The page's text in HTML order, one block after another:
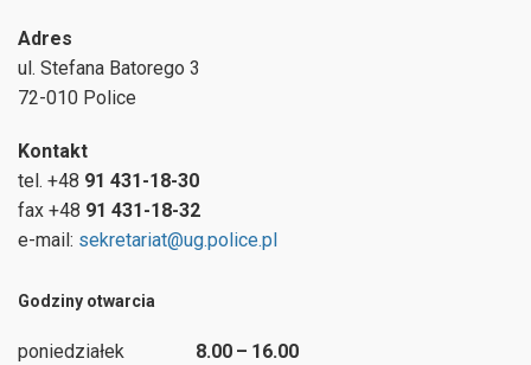
Adres
ul. Stefana Batorego 3
72-010 Police
Kontakt
tel. +48 91 431-18-30
fax +48 91 431-18-32
e-mail: sekretariat@ug.police.pl
Godziny otwarcia
poniedziałek
8.00 – 16.00